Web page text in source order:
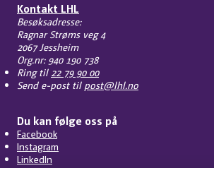
Kontakt LHL
Besøksadresse:
Ragnar Strøms veg 4
2067 Jessheim
Org.nr: 940 190 738
Ring til 22 79 90 00
Send e-post til post@lhl.no
Du kan følge oss på
Facebook
Instagram
LinkedIn